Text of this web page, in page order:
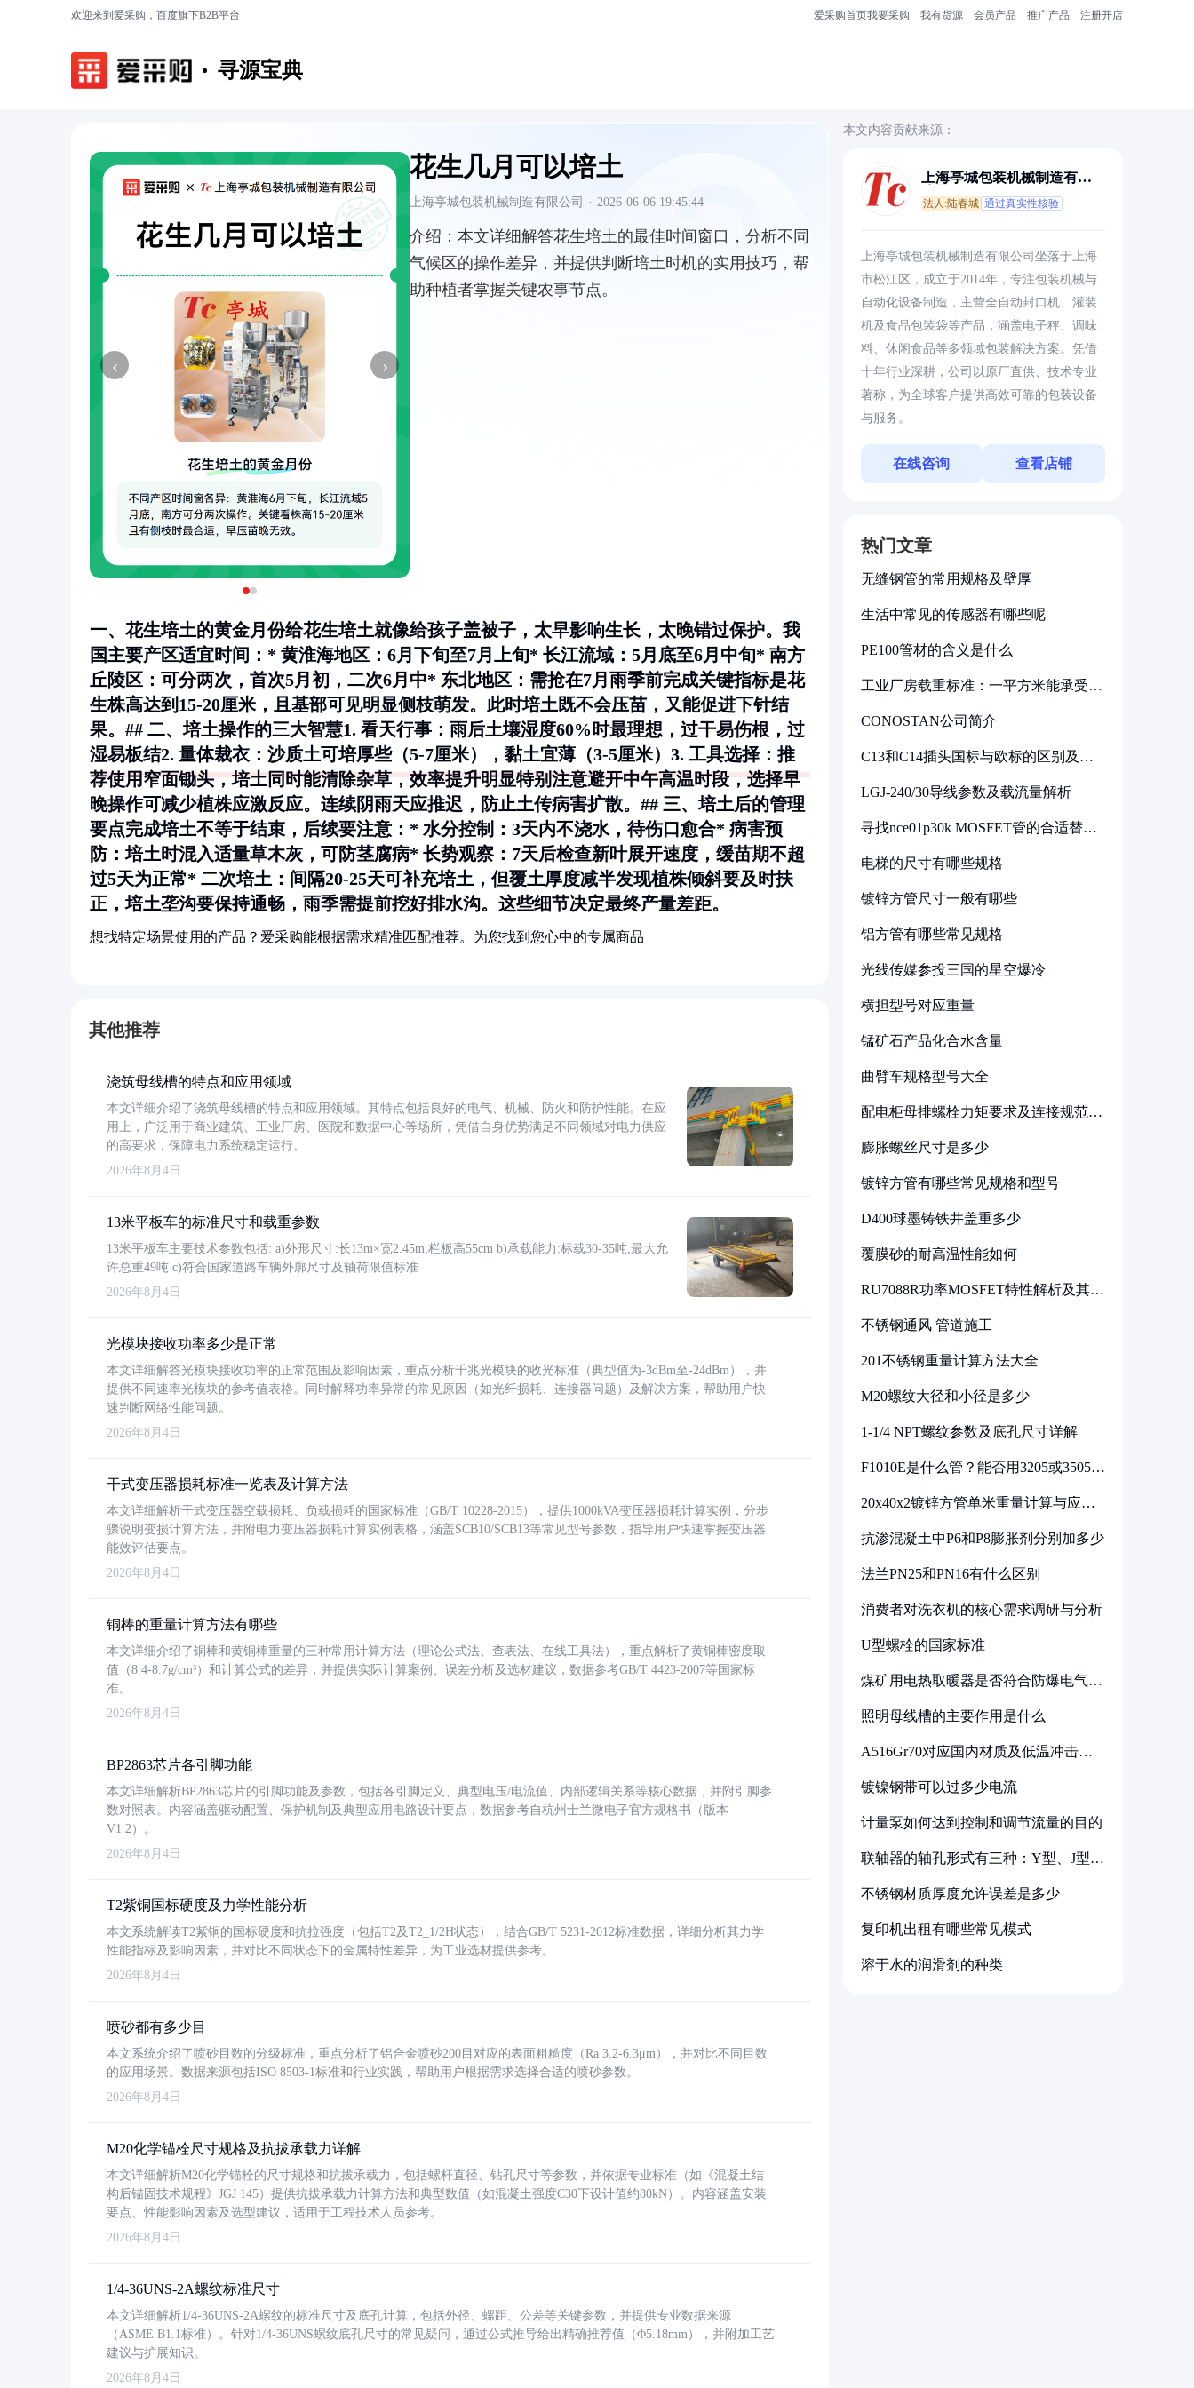
欢迎来到爱采购，百度旗下B2B平台 爱采购首页我要采购 我有货源 会员产品 推广产品 注册开店
寻源宝典
‹ ›
花生几月可以培土
上海亭城包装机械制造有限公司 · 2026-06-06 19:45:44
介绍： 本文详细解答花生培土的最佳时间窗口，分析不同
气候区的操作差异，并提供判断培土时机的实用技巧，帮
助种植者掌握关键农事节点。
一、花生培土的黄金月份给花生培土就像给孩子盖被子，太早影响生长，太晚错过保护。我
国主要产区适宜时间：* 黄淮海地区 ：6月下旬至7月上旬* 长江流域 ：5月底至6月中旬* 南方
丘陵区 ：可分两次，首次5月初，二次6月中* 东北地区 ：需抢在7月雨季前完成关键指标是花
生株高达到15-20厘米，且基部可见明显侧枝萌发。此时培土既不会压苗，又能促进下针结
果。## 二、培土操作的三大智慧1. 看天行事 ：雨后土壤湿度60%时最理想，过干易伤根，过
湿易板结2. 量体裁衣 ：沙质土可培厚些（5-7厘米），黏土宜薄（3-5厘米）3. 工具选择 ：推
荐使用窄面锄头，培土同时能清除杂草，效率提升明显特别注意避开中午高温时段，选择早
晚操作可减少植株应激反应。连续阴雨天应推迟，防止土传病害扩散。## 三、培土后的管理
要点完成培土不等于结束，后续要注意：* 水分控制 ：3天内不浇水，待伤口愈合* 病害预
防：培土时混入适量草木灰，可防茎腐病* 长势观察 ：7天后检查新叶展开速度，缓苗期不超
过5天为正常* 二次培土 ：间隔20-25天可补充培土，但覆土厚度减半发现植株倾斜要及时扶
正，培土垄沟要保持通畅，雨季需提前挖好排水沟。这些细节决定最终产量差距。
想找特定场景使用的产品？爱采购能根据需求精准匹配推荐。为您找到您心中的专属商品
其他推荐
浇筑母线槽的特点和应用领域
本文详细介绍了浇筑母线槽的特点和应用领域。其特点包括良好的电气、机械、防火和防护性能。在应
用上，广泛用于商业建筑、工业厂房、医院和数据中心等场所，凭借自身优势满足不同领域对电力供应
的高要求，保障电力系统稳定运行。
2026年8月4日
13米平板车的标准尺寸和载重参数
13米平板车主要技术参数包括: a)外形尺寸:长13m×宽2.45m,栏板高55cm b)承载能力:标载30-35吨,最大允
许总重49吨 c)符合国家道路车辆外廓尺寸及轴荷限值标准
2026年8月4日
光模块接收功率多少是正常
本文详细解答光模块接收功率的正常范围及影响因素，重点分析千兆光模块的收光标准（典型值为-3dBm至-24dBm），并
提供不同速率光模块的参考值表格。同时解释功率异常的常见原因（如光纤损耗、连接器问题）及解决方案，帮助用户快
速判断网络性能问题。
2026年8月4日
干式变压器损耗标准一览表及计算方法
本文详细解析干式变压器空载损耗、负载损耗的国家标准（GB/T 10228-2015），提供1000kVA变压器损耗计算实例，分步
骤说明变损计算方法，并附电力变压器损耗计算实例表格，涵盖SCB10/SCB13等常见型号参数，指导用户快速掌握变压器
能效评估要点。
2026年8月4日
铜棒的重量计算方法有哪些
本文详细介绍了铜棒和黄铜棒重量的三种常用计算方法（理论公式法、查表法、在线工具法），重点解析了黄铜棒密度取
值（8.4-8.7g/cm³）和计算公式的差异，并提供实际计算案例、误差分析及选材建议，数据参考GB/T 4423-2007等国家标
准。
2026年8月4日
BP2863芯片各引脚功能
本文详细解析BP2863芯片的引脚功能及参数，包括各引脚定义、典型电压/电流值、内部逻辑关系等核心数据，并附引脚参
数对照表。内容涵盖驱动配置、保护机制及典型应用电路设计要点，数据参考自杭州士兰微电子官方规格书（版本
V1.2）。
2026年8月4日
T2紫铜国标硬度及力学性能分析
本文系统解读T2紫铜的国标硬度和抗拉强度（包括T2及T2_1/2H状态），结合GB/T 5231-2012标准数据，详细分析其力学
性能指标及影响因素，并对比不同状态下的金属特性差异，为工业选材提供参考。
2026年8月4日
喷砂都有多少目
本文系统介绍了喷砂目数的分级标准，重点分析了铝合金喷砂200目对应的表面粗糙度（Ra 3.2-6.3μm），并对比不同目数
的应用场景。数据来源包括ISO 8503-1标准和行业实践，帮助用户根据需求选择合适的喷砂参数。
2026年8月4日
M20化学锚栓尺寸规格及抗拔承载力详解
本文详细解析M20化学锚栓的尺寸规格和抗拔承载力，包括螺杆直径、钻孔尺寸等参数，并依据专业标准（如《混凝土结
构后锚固技术规程》JGJ 145）提供抗拔承载力计算方法和典型数值（如混凝土强度C30下设计值约80kN）。内容涵盖安装
要点、性能影响因素及选型建议，适用于工程技术人员参考。
2026年8月4日
1/4-36UNS-2A螺纹标准尺寸
本文详细解析1/4-36UNS-2A螺纹的标准尺寸及底孔计算，包括外径、螺距、公差等关键参数，并提供专业数据来源
（ASME B1.1标准）。针对1/4-36UNS螺纹底孔尺寸的常见疑问，通过公式推导给出精确推荐值（Φ5.18mm），并附加工艺
建议与扩展知识。
2026年8月4日
本文内容贡献来源：
上海亭城包装机械制造有限
法人:陆春城 通过真实性核验
上海亭城包装机械制造有限公司坐落于上海
市松江区，成立于2014年，专注包装机械与
自动化设备制造，主营全自动封口机、灌装
机及食品包装袋等产品，涵盖电子秤、调味
料、休闲食品等多领域包装解决方案。凭借
十年行业深耕，公司以原厂直供、技术专业
著称，为全球客户提供高效可靠的包装设备
与服务。
在线咨询 查看店铺
热门文章
无缝钢管的常用规格及壁厚
生活中常见的传感器有哪些呢
PE100管材的含义是什么
工业厂房载重标准：一平方米能承受多
CONOSTAN公司简介
C13和C14插头国标与欧标的区别及其
LGJ-240/30导线参数及载流量解析
寻找nce01p30k MOSFET管的合适替代
电梯的尺寸有哪些规格
镀锌方管尺寸一般有哪些
铝方管有哪些常见规格
光线传媒参投三国的星空爆冷
横担型号对应重量
锰矿石产品化合水含量
曲臂车规格型号大全
配电柜母排螺栓力矩要求及连接规范详
膨胀螺丝尺寸是多少
镀锌方管有哪些常见规格和型号
D400球墨铸铁井盖重多少
覆膜砂的耐高温性能如何
RU7088R功率MOSFET特性解析及其在
不锈钢通风 管道施工
201不锈钢重量计算方法大全
M20螺纹大径和小径是多少
1-1/4 NPT螺纹参数及底孔尺寸详解
F1010E是什么管？能否用3205或3505代
20x40x2镀锌方管单米重量计算与应用
抗渗混凝土中P6和P8膨胀剂分别加多少
法兰PN25和PN16有什么区别
消费者对洗衣机的核心需求调研与分析
U型螺栓的国家标准
煤矿用电热取暖器是否符合防爆电气设
照明母线槽的主要作用是什么
A516Gr70对应国内材质及低温冲击要
镀镍钢带可以过多少电流
计量泵如何达到控制和调节流量的目的
联轴器的轴孔形式有三种：Y型、J型、
不锈钢材质厚度允许误差是多少
复印机出租有哪些常见模式
溶于水的润滑剂的种类